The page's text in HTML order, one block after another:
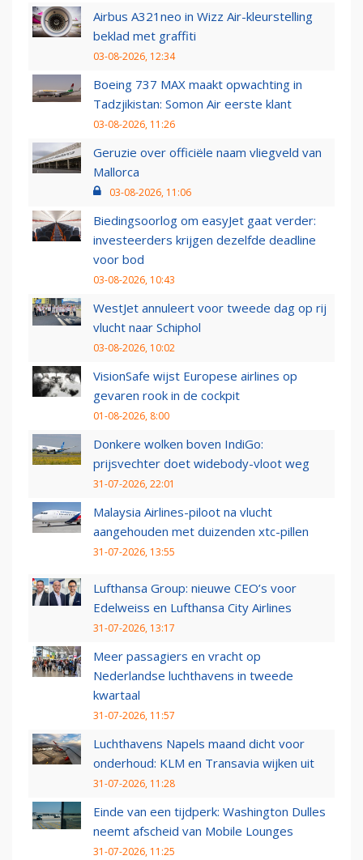
Airbus A321neo in Wizz Air-kleurstelling
beklad met graffiti
03-08-2026, 12:34
Boeing 737 MAX maakt opwachting in
Tadzjikistan: Somon Air eerste klant
03-08-2026, 11:26
Geruzie over officiële naam vliegveld van
Mallorca
03-08-2026, 11:06
Biedingsoorlog om easyJet gaat verder:
investeerders krijgen dezelfde deadline
voor bod
03-08-2026, 10:43
WestJet annuleert voor tweede dag op rij
vlucht naar Schiphol
03-08-2026, 10:02
VisionSafe wijst Europese airlines op
gevaren rook in de cockpit
01-08-2026, 8:00
Donkere wolken boven IndiGo:
prijsvechter doet widebody-vloot weg
31-07-2026, 22:01
Malaysia Airlines-piloot na vlucht
aangehouden met duizenden xtc-pillen
31-07-2026, 13:55
Lufthansa Group: nieuwe CEO’s voor
Edelweiss en Lufthansa City Airlines
31-07-2026, 13:17
Meer passagiers en vracht op
Nederlandse luchthavens in tweede
kwartaal
31-07-2026, 11:57
Luchthavens Napels maand dicht voor
onderhoud: KLM en Transavia wijken uit
31-07-2026, 11:28
Einde van een tijdperk: Washington Dulles
neemt afscheid van Mobile Lounges
31-07-2026, 11:25